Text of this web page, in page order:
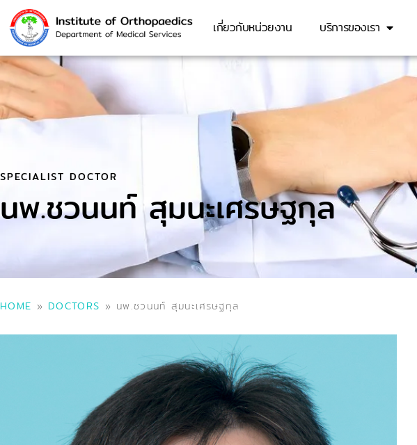
เกี่ยวกับหน่วยงาน บริการของเรา
SPECIALIST DOCTOR
นพ.ชวนนท์ สุมนะเศรษฐกุล
HOME » DOCTORS » นพ.ชวนนท์ สุมนะเศรษฐกุล